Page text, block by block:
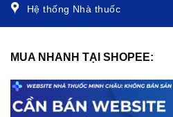
Hệ thống Nhà thuốc
MUA NHANH TẠI SHOPEE: